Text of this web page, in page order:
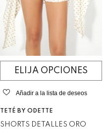
ELIJA OPCIONES
Añadir a la lista de deseos
VENDEDOR:
TETÉ BY ODETTE
SHORTS DETALLES ORO